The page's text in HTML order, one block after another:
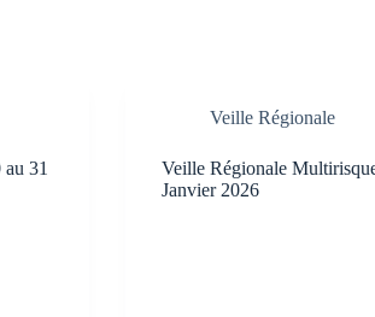
31
Veille Régionale
Veille Régionale
Janvier 2026